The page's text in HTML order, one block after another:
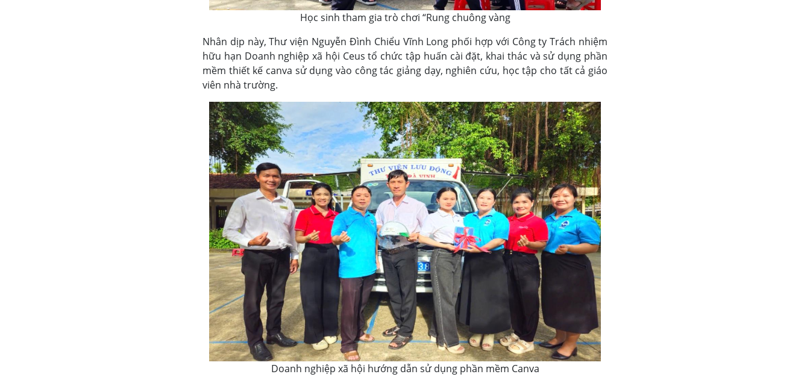
Học sinh tham gia trò chơi “Rung chuông vàng
Nhân dịp này, Thư viện Nguyễn Đình Chiểu Vĩnh Long phối hợp với Công ty Trách nhiệm
hữu hạn Doanh nghiệp xã hội Ceus tổ chức tập huấn cài đặt, khai thác và sử dụng phần
mềm thiết kế canva sử dụng vào công tác giảng dạy, nghiên cứu, học tập cho tất cả giáo
viên nhà trường.
Doanh nghiệp xã hội hướng dẫn sử dụng phần mềm Canva